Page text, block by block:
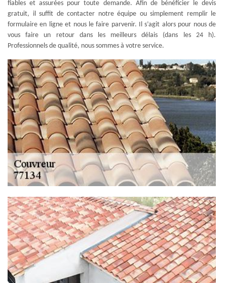
fiables et assurées pour toute demande. Afin de bénéficier le devis
gratuit, il suffit de contacter notre équipe ou simplement remplir le
formulaire en ligne et nous le faire parvenir. Il s’agit alors pour nous de
vous faire un retour dans les meilleurs délais (dans les 24 h).
Professionnels de qualité, nous sommes à votre service.